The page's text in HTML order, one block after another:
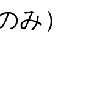
み）